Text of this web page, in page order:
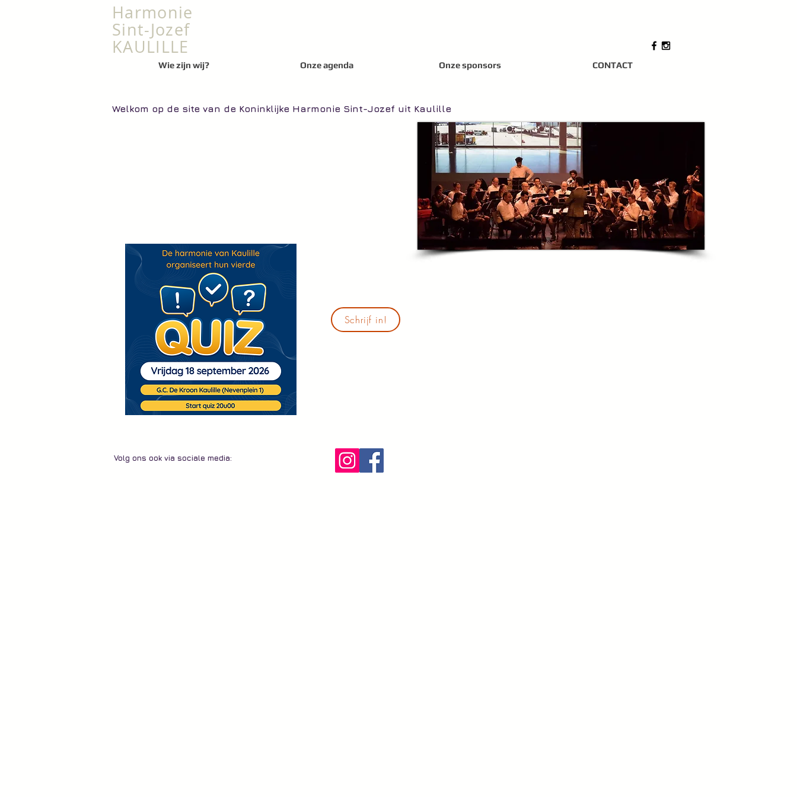
​Harmonie
Sint-Jozef
KAULILLE
Wie zijn wij? Onze agenda Onze sponsors CONTACT
Welkom op de site van de Koninklijke Harmonie Sint-Jozef uit Kaulille
Schrijf in!
Volg ons ook via sociale media: